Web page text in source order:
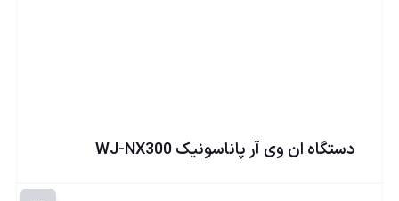
دستگاه ان وی آر پاناسونيک WJ-NX300